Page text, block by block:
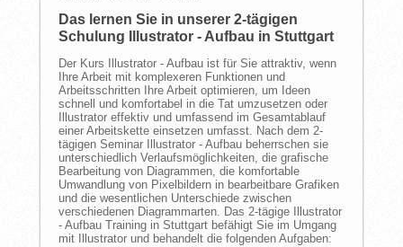
Das lernen Sie in unserer 2-tägigen
Schulung Illustrator - Aufbau in Stuttgart
Der Kurs Illustrator - Aufbau ist für Sie attraktiv, wenn
Ihre Arbeit mit komplexeren Funktionen und
Arbeitsschritten Ihre Arbeit optimieren, um Ideen
schnell und komfortabel in die Tat umzusetzen oder
Illustrator effektiv und umfassend im Gesamtablauf
einer Arbeitskette einsetzen umfasst. Nach dem 2-
tägigen Seminar Illustrator - Aufbau beherrschen sie
unterschiedlich Verlaufsmöglichkeiten, die grafische
Bearbeitung von Diagrammen, die komfortable
Umwandlung von Pixelbildern in bearbeitbare Grafiken
und die wesentlichen Unterschiede zwischen
verschiedenen Diagrammarten. Das 2-tägige Illustrator
- Aufbau Training in Stuttgart befähigt Sie im Umgang
mit Illustrator und behandelt die folgenden Aufgaben: